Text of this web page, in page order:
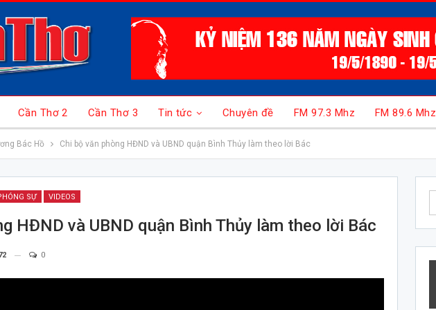
Cần Thơ 2 Cần Thơ 3 Tin tức Chuyên đề FM 97.3 Mhz FM 89.6 Mhz
Bác Hồ Chi bộ văn phòng HĐND và UBND quận Bình Thủy làm theo lời Bác
SỰ VIDEOS
HĐND và UBND quận Bình Thủy làm theo lời Bác
0